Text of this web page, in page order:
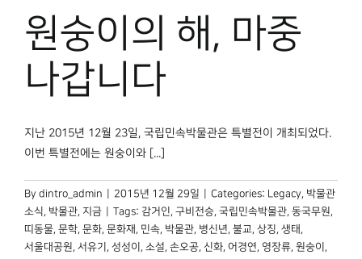
원숭이의 해, 마중
나갑니다
지난 2015년 12월 23일, 국립민속박물관은 특별전이 개최되었다.
이번 특별전에는 원숭이와 [...]
By dintro_admin 2015년 12월 29일 Categories: Legacy, 박물관
소식, 박물관, 지금 Tags: 감거인, 구비전승, 국립민속박물관, 동국무원,
띠동물, 문학, 문화, 문화재 , 민속, 박물관, 병신년, 불교, 상징, 생태 ,
서울대공원, 서유기 , 성성이 , 소설, 손오공, 신화, 어경연, 영장류, 원숭이 ,